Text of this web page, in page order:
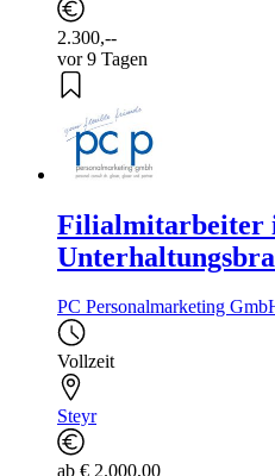
2.300,--
vor 9 Tagen
Filialmitarbeiter
PC Personalmarketing
Vollzeit
Steyr
ab € 2.000,00